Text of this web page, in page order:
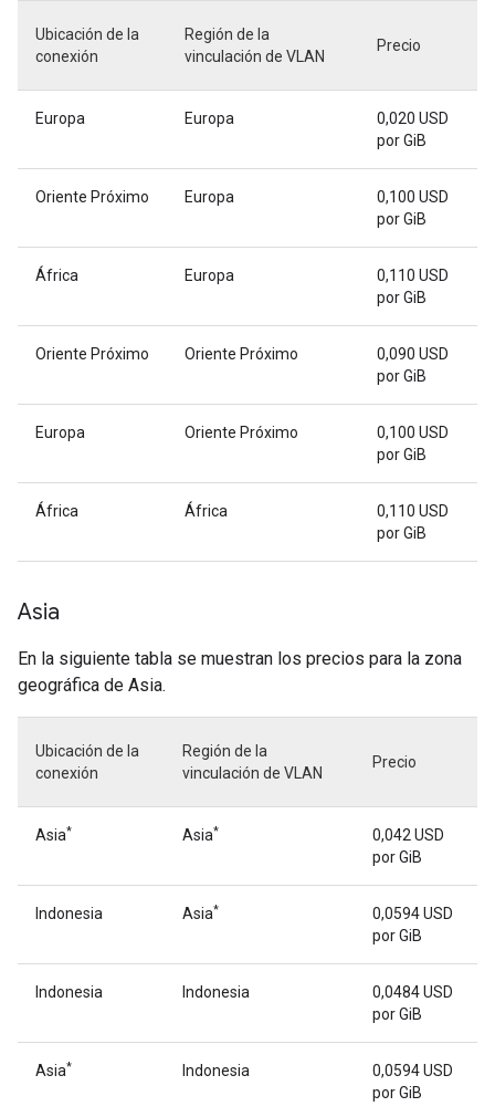
Ubicación de la
conexión
Región de la
vinculación de VLAN
Precio
Europa Europa
0,020 USD
por GiB
Oriente Próximo Europa
0,100 USD
por GiB
África Europa
0,110 USD
por GiB
Oriente Próximo Oriente Próximo
0,090 USD
por GiB
Europa Oriente Próximo
0,100 USD
por GiB
África África
0,110 USD
por GiB
Asia
En la siguiente tabla se muestran los precios para la zona
geográfica de Asia.
Ubicación de la
conexión
Región de la
vinculación de VLAN
Precio
Asia* Asia*
0,042 USD
por GiB
Indonesia Asia*
0,0594 USD
por GiB
Indonesia Indonesia
0,0484 USD
por GiB
Asia* Indonesia
0,0594 USD
por GiB